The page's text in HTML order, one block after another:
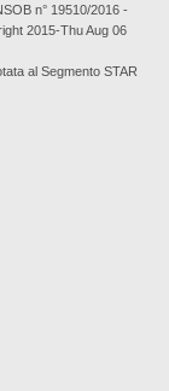
n° 19510/2016 -
2015-Thu Aug 06
al Segmento STAR